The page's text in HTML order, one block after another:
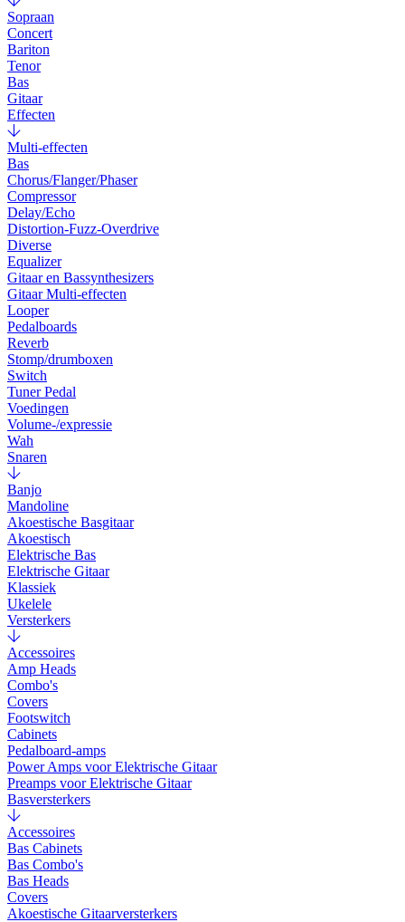
Sopraan
Concert
Bariton
Tenor
Bas
Gitaar
Effecten
Multi-effecten
Bas
Chorus/Flanger/Phaser
Compressor
Delay/Echo
Distortion-Fuzz-Overdrive
Diverse
Equalizer
Gitaar en Bassynthesizers
Gitaar Multi-effecten
Looper
Pedalboards
Reverb
Stomp/drumboxen
Switch
Tuner Pedal
Voedingen
Volume-/expressie
Wah
Snaren
Banjo
Mandoline
Akoestische Basgitaar
Akoestisch
Elektrische Bas
Elektrische Gitaar
Klassiek
Ukelele
Versterkers
Accessoires
Amp Heads
Combo's
Covers
Footswitch
Cabinets
Pedalboard-amps
Power Amps voor Elektrische Gitaar
Preamps voor Elektrische Gitaar
Basversterkers
Accessoires
Bas Cabinets
Bas Combo's
Bas Heads
Covers
Akoestische Gitaarversterkers